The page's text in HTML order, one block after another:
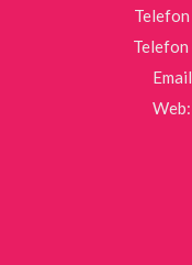
Web: